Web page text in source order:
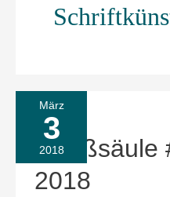
März
3
2018
Litfaßsäule
2018
Litfaßsäule
#6
–
März